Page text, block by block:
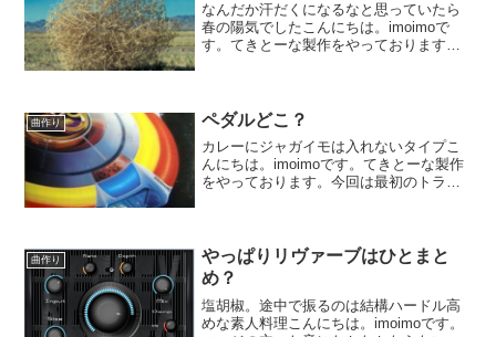
なんだか汗だくになるなと思っていたら
春の陽気でしたこんにちは。imoimoで
す。てきとーな製作をやっております。
して。リズム音痴な上...
曲作り ペダルどこ？
カレーにジャガイモは入れないタイプこ
んにちは。imoimoです。てきとーな製作
をやっております。今回は最初のトラッ
元はYA...
曲作り
やっぱりリヴァーブはひとまと
め？
塩胡椒。途中で振るのは結構ハードル高
めな素人料理こんにちは。imoimoです。